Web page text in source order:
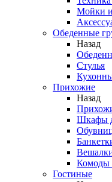
Мойки и
Обеденные
Назад
Стулья
Прихожие
Назад
Шкафы
Комоды
Гостиные